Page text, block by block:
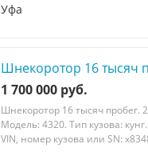
Уфа
Шнекоротор 16 тысяч
1 700 000 руб.
Шнекоротор 16 тысяч пробег.
Модель: 4320. Тип кузова:
VIN, номер кузова или SN: